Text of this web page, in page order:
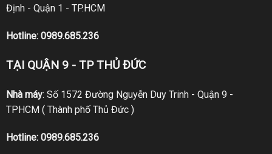
Định - Quận 1 - TP.HCM
Hotline: 0989.685.236
TẠI QUẬN 9 - TP THỦ ĐỨC
Nhà máy: Số 1572 Đường Nguyễn Duy Trinh - Quận 9 -
TPHCM ( Thành phố Thủ Đức )
Hotline: 0989.685.236